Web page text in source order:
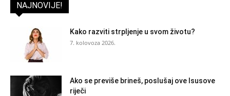
NAJNOVIJE!
Kako razviti strpljenje u svom životu?
7. kolovoza 2026.
Ako se previše brineš, poslušaj ove Isusove
riječi